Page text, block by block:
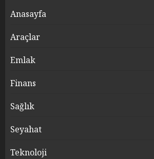
Anasayfa
Araçlar
Emlak
Finans
Sağlık
Seyahat
Teknoloji